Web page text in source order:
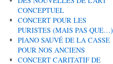
CONCEPTUEL
CONCERT POUR LES
PURISTES (MAIS PAS QUE…)
PIANO SAUVÉ DE LA CASSE
POUR NOS ANCIENS
CONCERT CARITATIF DE